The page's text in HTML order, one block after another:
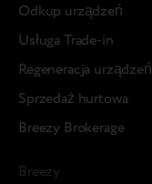
Odkup urządzeń
Usługa Trade-in
Regeneracja urządzeń
Sprzedaż hurtowa
Breezy Brokerage
Breezy